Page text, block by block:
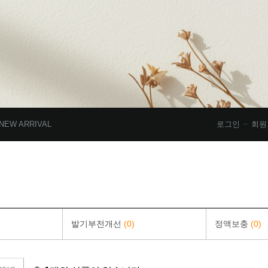
NEW ARRIVAL 회
로그인
발기부전개선 (0) 정액보충 (0)